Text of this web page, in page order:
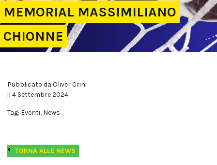
MEMORIAL MASSIMILIANO
CHIONNE
Pubblicato da Oliver Crini
il 4 Settembre 2024
Tag: Eventi, News
TORNA ALLE NEWS